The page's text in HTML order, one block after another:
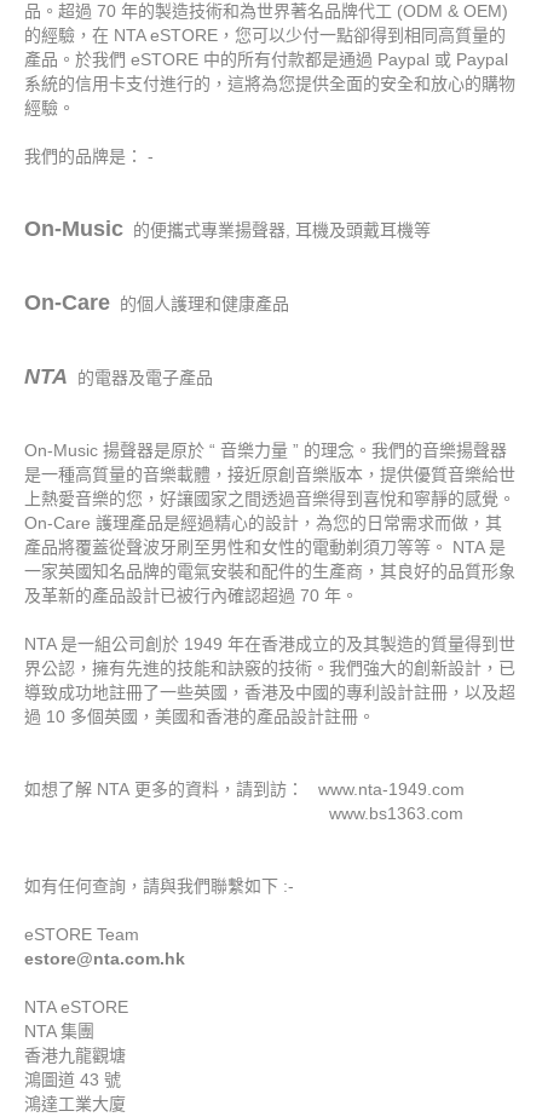
品。超過 70 年的製造技術和為世界著名品牌代工 (ODM & OEM)
的經驗，在 NTA eSTORE，您可以少付一點卻得到相同高質量的
產品。於我們 eSTORE 中的所有付款都是通過 Paypal 或 Paypal
系統的信用卡支付進行的，這將為您提供全面的安全和放心的購物
經驗。
我們的品牌是 ： -
On-Music 的便攜式專業揚聲器, 耳機及頭戴耳機等
On-Care 的個人護理和健康產品
NTA 的電器及電子產品
On-Music 揚聲器是原於 “ 音樂力量 ” 的理念 。 我們的音樂揚聲器
是一種高質量的音樂載體 ， 接近原創 音樂版本， 提供優質音樂給世
上熱愛音樂的您 ，好讓國家之間透過音樂得到 喜悅和寧靜的感覺 。
On-Care 護理產品是經過精心的設計， 為您的日常需求而做 ，其
產品將覆蓋從聲波牙刷 至男性和女性的電動剃須刀等等 。 NTA 是
一家英國知名品牌的電氣安裝和配件的生產商 ， 其良好的品質形象
及革新的產品設計已被行內確認超過 70 年 。
NTA 是一組公司創 於 1949 年在香港成立的及其製造的質量得到 世
界公認 ，擁有先進的技能和訣竅的技術 。 我們強大的創新設計 ， 已
導致成功地註冊了一些英國，香港及中國的專利設計註冊 ，以及超
過 10 多個英國，美國和香港的產品設計註冊 。
如想了解 NTA 更多的資料 ， 請到訪： www.nta-1949.com
www.bs1363.com
如有任何查詢 ， 請與我們聯繫如下 :-
eSTORE Team
estore@nta.com.hk
NTA eSTORE
NTA 集團
香港九龍觀塘
鴻圖道 43 號
鴻達工業大廈